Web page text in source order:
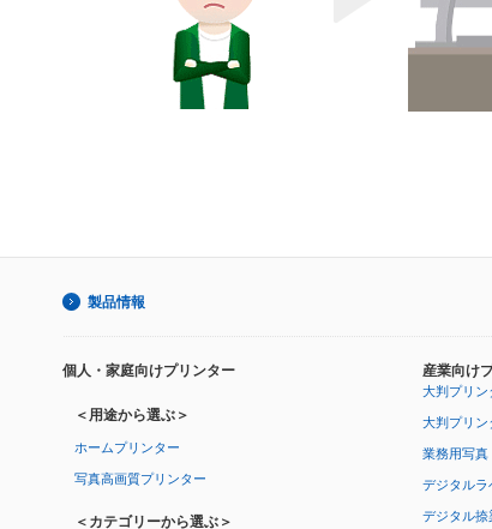
製品情報
個人・家庭向けプリンター
＜用途から選ぶ＞
ホームプリンター
写真高画質プリンター
＜カテゴリーから選ぶ＞
産業向け
大判プリン
大判プリン
業務用写真
デジタルラ
デジタル捺